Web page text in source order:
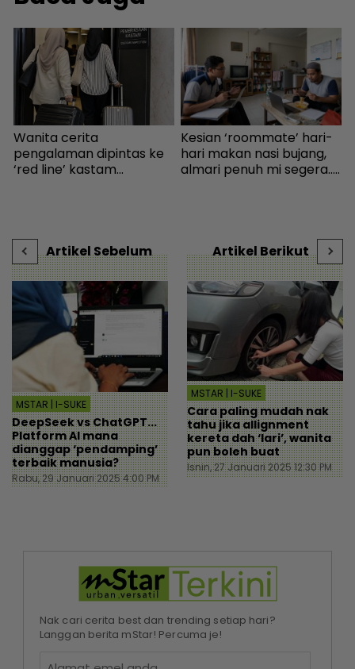
Wanita cerita
pengalaman dipintas ke
‘red line’ kastam
Kesian ‘roommate’ hari-
hari makan nasi bujang,
almari penuh mi segera...
Artikel Sebelum
MSTAR | I-SUKE
DeepSeek vs ChatGPT...
Platform AI mana
dianggap ‘pendamping’
terbaik manusia?
Rabu, 29 Januari 2025 4:00 PM
Artikel Berikut
MSTAR | I-SUKE
Cara paling mudah nak
tahu jika allignment
kereta dah ‘lari’, wanita
pun boleh buat
Isnin, 27 Januari 2025 12:30 PM
Nak cari cerita best dan trending setiap hari?
Langgan berita mStar! Percuma je!